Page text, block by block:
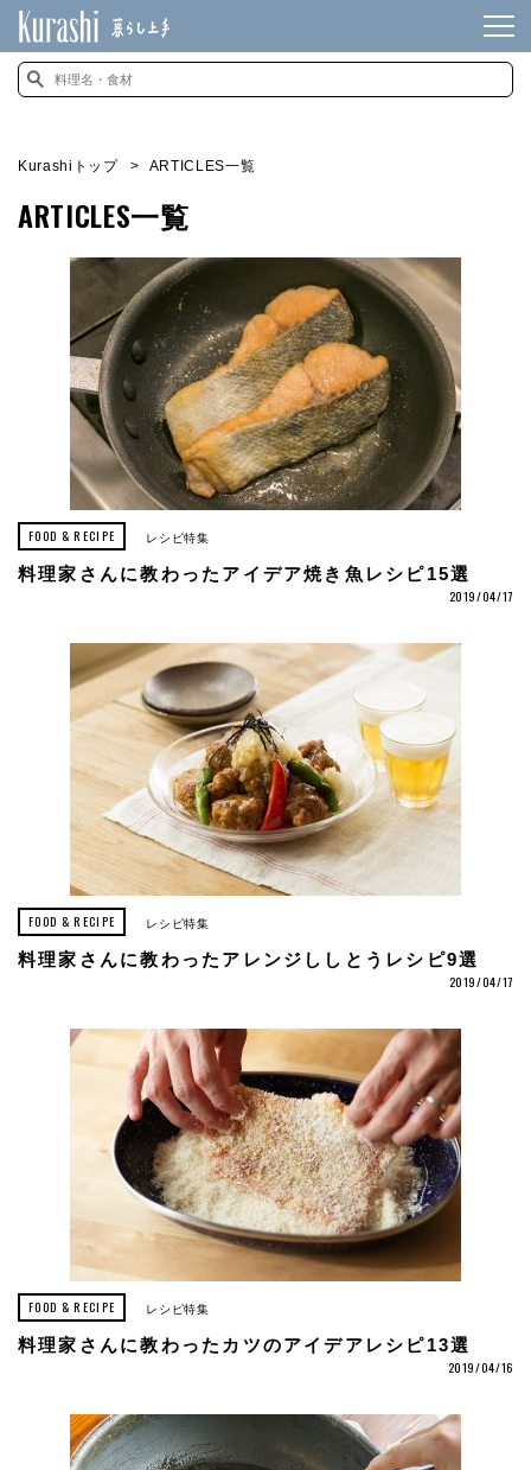
Kurashiトップ ARTICLES一覧
ARTICLES一覧
FOOD & RECIPE レシピ特集
料理家さんに教わったアイデア焼き魚レシピ15選
2019/04/17
FOOD & RECIPE レシピ特集
料理家さんに教わったアレンジししとうレシピ9選
2019/04/17
FOOD & RECIPE レシピ特集
料理家さんに教わったカツのアイデアレシピ13選
2019/04/16